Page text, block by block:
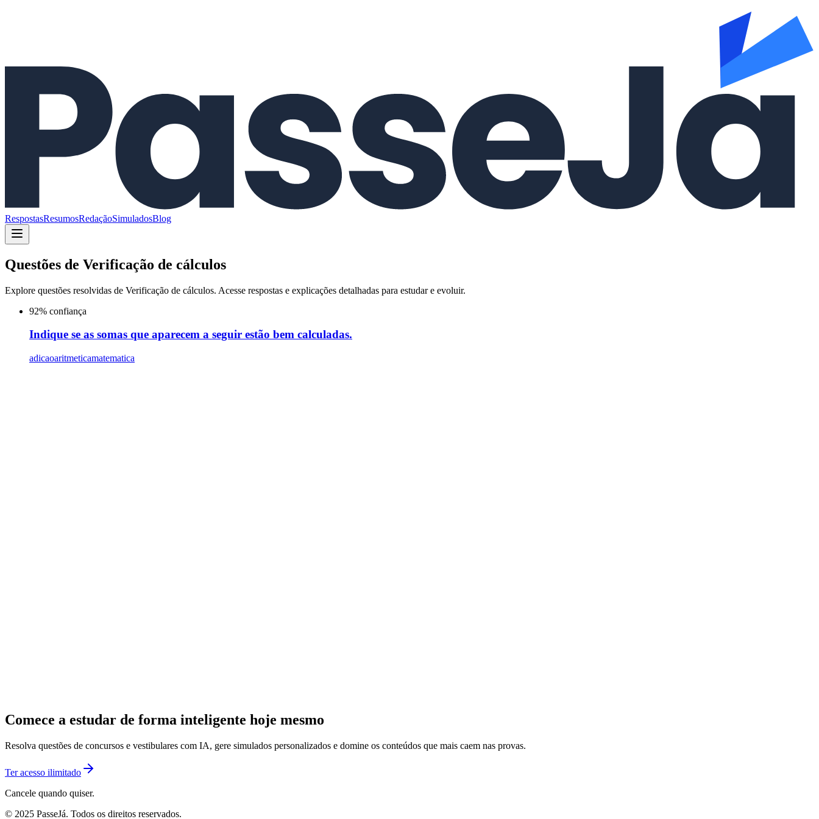
RespostasResumosRedaçãoSimuladosBlog
Questões de Verificação de cálculos
Explore questões resolvidas de Verificação de cálculos. Acesse respostas e explicações detalhadas para estudar e evoluir.
92% confiança
Indique se as somas que aparecem a seguir estão bem calculadas.
adicaoaritmeticamatematica
Comece a estudar de forma inteligente hoje mesmo
Resolva questões de concursos e vestibulares com IA, gere simulados personalizados e domine os conteúdos que mais caem nas provas.
Ter acesso ilimitado
Cancele quando quiser.
© 2025 PasseJá. Todos os direitos reservados.